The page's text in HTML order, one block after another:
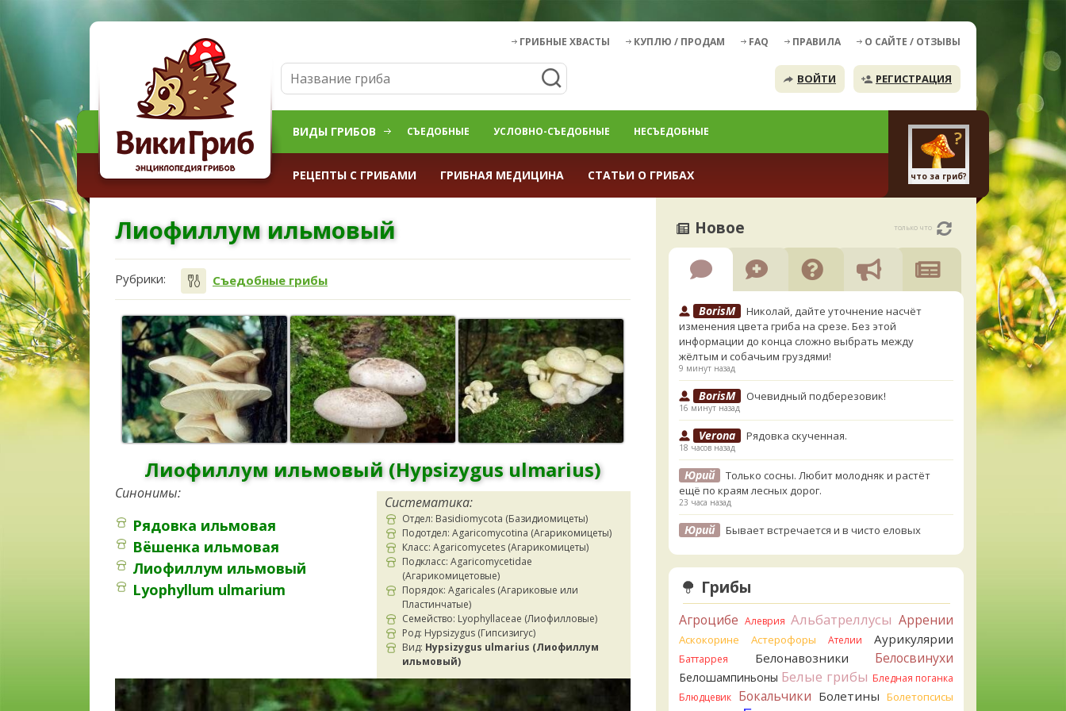
ГРИБНЫЕ ХВАСТЫ КУПЛЮ / ПРОДАМ FAQ ПРАВИЛА О САЙТЕ / ОТЗЫВЫ
ВОЙТИ РЕГИСТРАЦИЯ
ВИДЫ ГРИБОВ СЪЕДОБНЫЕ УСЛОВНО-СЪЕДОБНЫЕ НЕСЪЕДОБНЫЕ
РЕЦЕПТЫ С ГРИБАМИ ГРИБНАЯ МЕДИЦИНА СТАТЬИ О ГРИБАХ что за гриб?
Лиофиллум ильмовый
Рубрики: Съедобные грибы
Лиофиллум ильмовый (Hypsizygus ulmarius)
Систематика:
Отдел: Basidiomycota (Базидиомицеты)
Подотдел: Agaricomycotina (Агарикомицеты)
Класс: Agaricomycetes (Агарикомицеты)
Подкласс: Agaricomycetidae
(Агарикомицетовые)
Порядок: Agaricales (Агариковые или
Пластинчатые)
Семейство: Lyophyllaceae (Лиофилловые)
Род: Hypsizygus (Гипсизигус)
Вид: Hypsizygus ulmarius (Лиофиллум
ильмовый)
Синонимы:
Рядовка ильмовая
Вёшенка ильмовая
Лиофиллум ильмовый
Lyophyllum ulmarium
Новое только что
BorisM
Николай, дайте уточнение насчёт
изменения цвета гриба на срезе. Без этой
информации до конца сложно выбрать между
жёлтым и собачьим груздями!
9 минут назад
BorisM Очевидный подберезовик!
16 минут назад
Verona Рядовка скученная.
18 часов назад
Юрий
Только сосны. Любит молодняк и растёт
ещё по краям лесных дорог.
23 часа назад
Юрий
Бывает встречается и в чисто еловых
Katya20 Зарлдыш мухомора.
Katya20 Навозник.
Verona Скорее всего он.
2 дня назад
Грибы
Агроцибе Алеврия Альбатреллусы Аррении
Аскокорине Астерофоры Ателии Аурикулярии
Баттаррея Белонавозники Белосвинухи
Белошампиньоны Белые грибы Бледная поганка
Блюдцевик
Бокальчики Болетины Болетопсисы